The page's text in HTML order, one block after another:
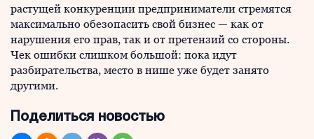
растущей конкуренции предприниматели стремятся
максимально обезопасить свой бизнес — как от
нарушения его прав, так и от претензий со стороны.
Чек ошибки слишком большой: пока идут
разбирательства, место в нише уже будет занято
другими.
Поделиться новостью